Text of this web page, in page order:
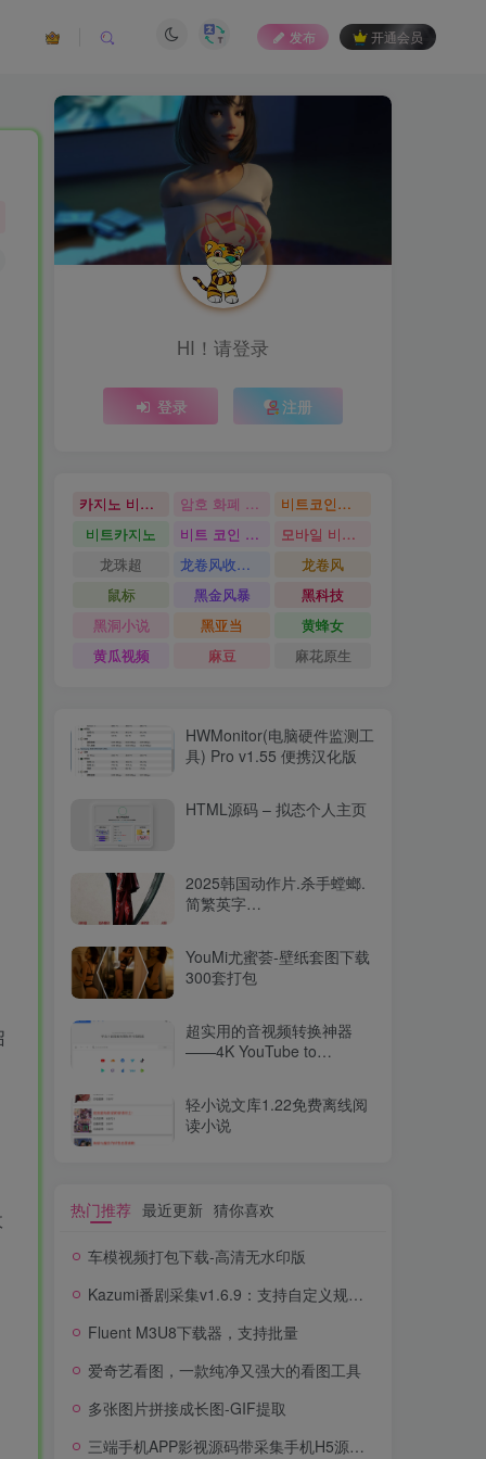
发布 开通会员
HI！请登录
登录 注册
카지노 비트코인 암호 화폐 카지노
비트코인카지노
비트카지노
비트 코인 온라인 카지노
모바일 비트 코인 카지노
龙珠超
龙卷风收音机
龙卷风
鼠标
黑金风暴
黑科技
黑洞小说
黑亚当
黄蜂女
黄瓜视频
麻豆 麻花原生
HWMonitor(电脑硬件监测工
具) Pro v1.55 便携汉化版
HTML源码 – 拟态个人主页
2025韩国动作片.杀手螳螂.
简繁英字
YouMi尤蜜荟-壁纸套图下载
300套打包
超实用的音视频转换神器
——4K YouTube to
轻小说文库1.22免费离线阅
读小说
热门推荐 最近更新 猜你喜欢
车模视频打包下载-高清无水印版
Kazumi番剧采集v1.6.9：支持自定义规则+在线观看+弹幕，跨平台下载
Fluent M3U8下载器，支持批量
爱奇艺看图，一款纯净又强大的看图工具
多张图片拼接成长图-GIF提取
三端手机APP影视源码带采集手机H5源码带VIP卡密功能